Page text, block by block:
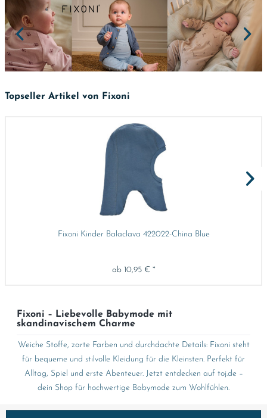
Topseller Artikel von Fixoni
Fixoni Kinder Balaclava 422022-China Blue
ab 10,95 € *
Fixoni – Liebevolle Babymode mit
skandinavischem Charme
Weiche Stoffe, zarte Farben und durchdachte Details: Fixoni steht
für bequeme und stilvolle Kleidung für die Kleinsten. Perfekt für
Alltag, Spiel und erste Abenteuer. Jetzt entdecken auf toj.de –
dein Shop für hochwertige Babymode zum Wohlfühlen.